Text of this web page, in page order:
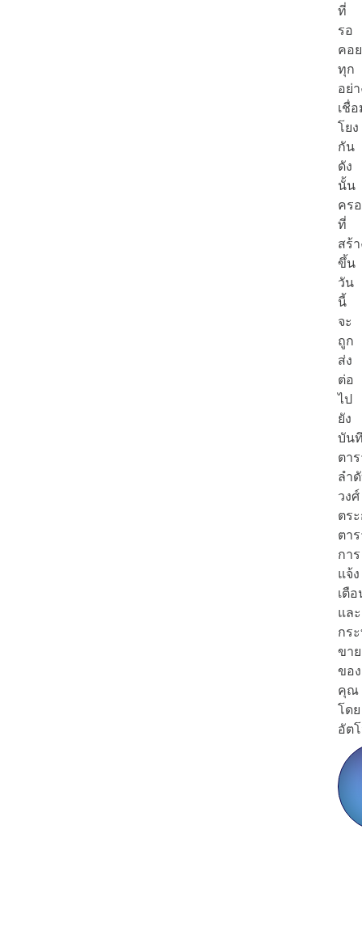
ที่
รอ
คอย
ทุก
อย่
เชื่
โยง
กัน
ดัง
นั้น
คร
ที่
สร้
ขึ้น
วัน
นี้
จะ
ถูก
ส่ง
ต่อ
ไป
ยัง
บัน
ตา
ลำ
วงศ์
ตร
ตา
การ
แจ้ง
เตื
และ
กร
ขาย
ของ
คุณ
โดย
อัต